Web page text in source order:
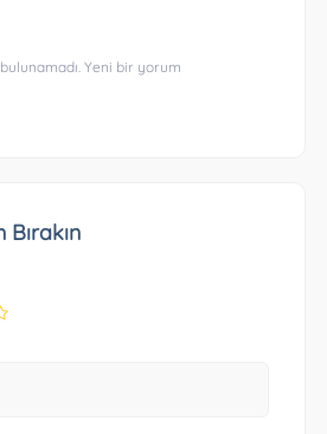
Yeni bir yorum